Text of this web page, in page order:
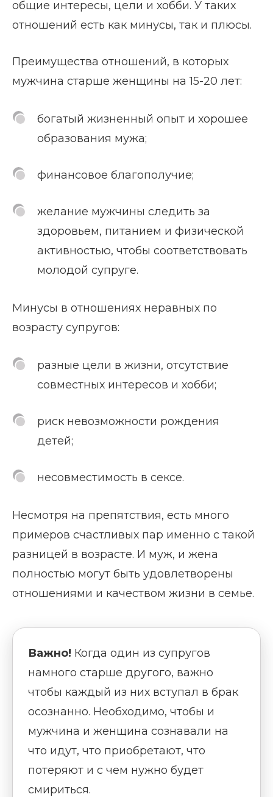
общие интересы, цели и хобби. У таких
отношений есть как минусы, так и плюсы.
Преимущества отношений, в которых
мужчина старше женщины на 15-20 лет:
богатый жизненный опыт и хорошее
образования мужа;
финансовое благополучие;
желание мужчины следить за
здоровьем, питанием и физической
активностью, чтобы соответствовать
молодой супруге.
Минусы в отношениях неравных по
возрасту супругов:
разные цели в жизни, отсутствие
совместных интересов и хобби;
риск невозможности рождения
детей;
несовместимость в сексе.
Несмотря на препятствия, есть много
примеров счастливых пар именно с такой
разницей в возрасте. И муж, и жена
полностью могут быть удовлетворены
отношениями и качеством жизни в семье.
Важно! Когда один из супругов
намного старше другого, важно
чтобы каждый из них вступал в брак
осознанно. Необходимо, чтобы и
мужчина и женщина сознавали на
что идут, что приобретают, что
потеряют и с чем нужно будет
смириться.